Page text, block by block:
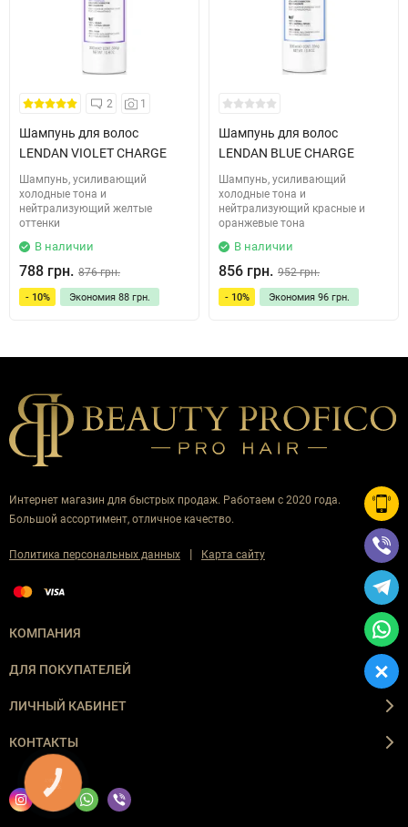
2 1
Шампунь для волос
LENDAN VIOLET CHARGE
Шампунь, усиливающий
холодные тона и
нейтрализующий желтые
оттенки
В наличии
788 грн. 876 грн.
- 10% Экономия 88 грн.
Шампунь для волос
LENDAN BLUE CHARGE
Шампунь, усиливающий
холодные тона и
нейтрализующий красные и
оранжевые тона
В наличии
856 грн. 952 грн.
- 10% Экономия 96 грн.
Интернет магазин для быстрых продаж. Работаем с 2020 года.
Большой ассортимент, отличное качество.
Политика персональных данных | Карта сайту
КОМПАНИЯ
ДЛЯ ПОКУПАТЕЛЕЙ
ЛИЧНЫЙ КАБИНЕТ
КОНТАКТЫ
КНОПКА
ЗВ'ЯЗКУ